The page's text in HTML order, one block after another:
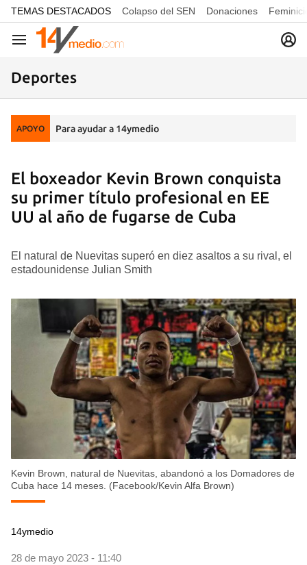
common.go-to-content
TEMAS DESTACADOS Colapso del SEN Donaciones
Navegación
Deportes
APOYO Para ayudar a 14ymedio
El boxeador Kevin Brown conquista
su primer título profesional en EE
UU al año de fugarse de Cuba
El natural de Nuevitas superó en diez asaltos a su rival, el
estadounidense Julian Smith
Kevin Brown, natural de Nuevitas, abandonó a los Domadores de
Cuba hace 14 meses. (Facebook/Kevin Alfa Brown)
14ymedio
28 de mayo 2023 - 11:40